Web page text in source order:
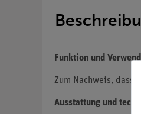
Funktion und
Zum Nachweis, dass
Ausstattung und